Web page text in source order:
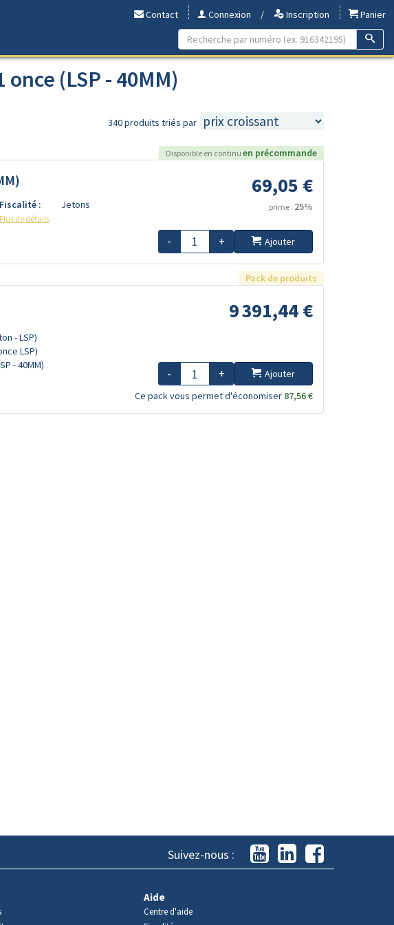
Contact Connexion / Inscription
Panier
once (LSP - 40MM)
340 produits triés par
Disponible en continu en précommande
Fiscalité : Jetons
Plus de détails
69,05 €
prime : 25%
- + Ajouter
Pack de produits
- LSP)
LSP)
- 40MM)
9 391,44 €
- +
Ajouter
Ce pack vous permet d'économiser 87,56 €
Suivez-nous :
Aide
Centre d'aide